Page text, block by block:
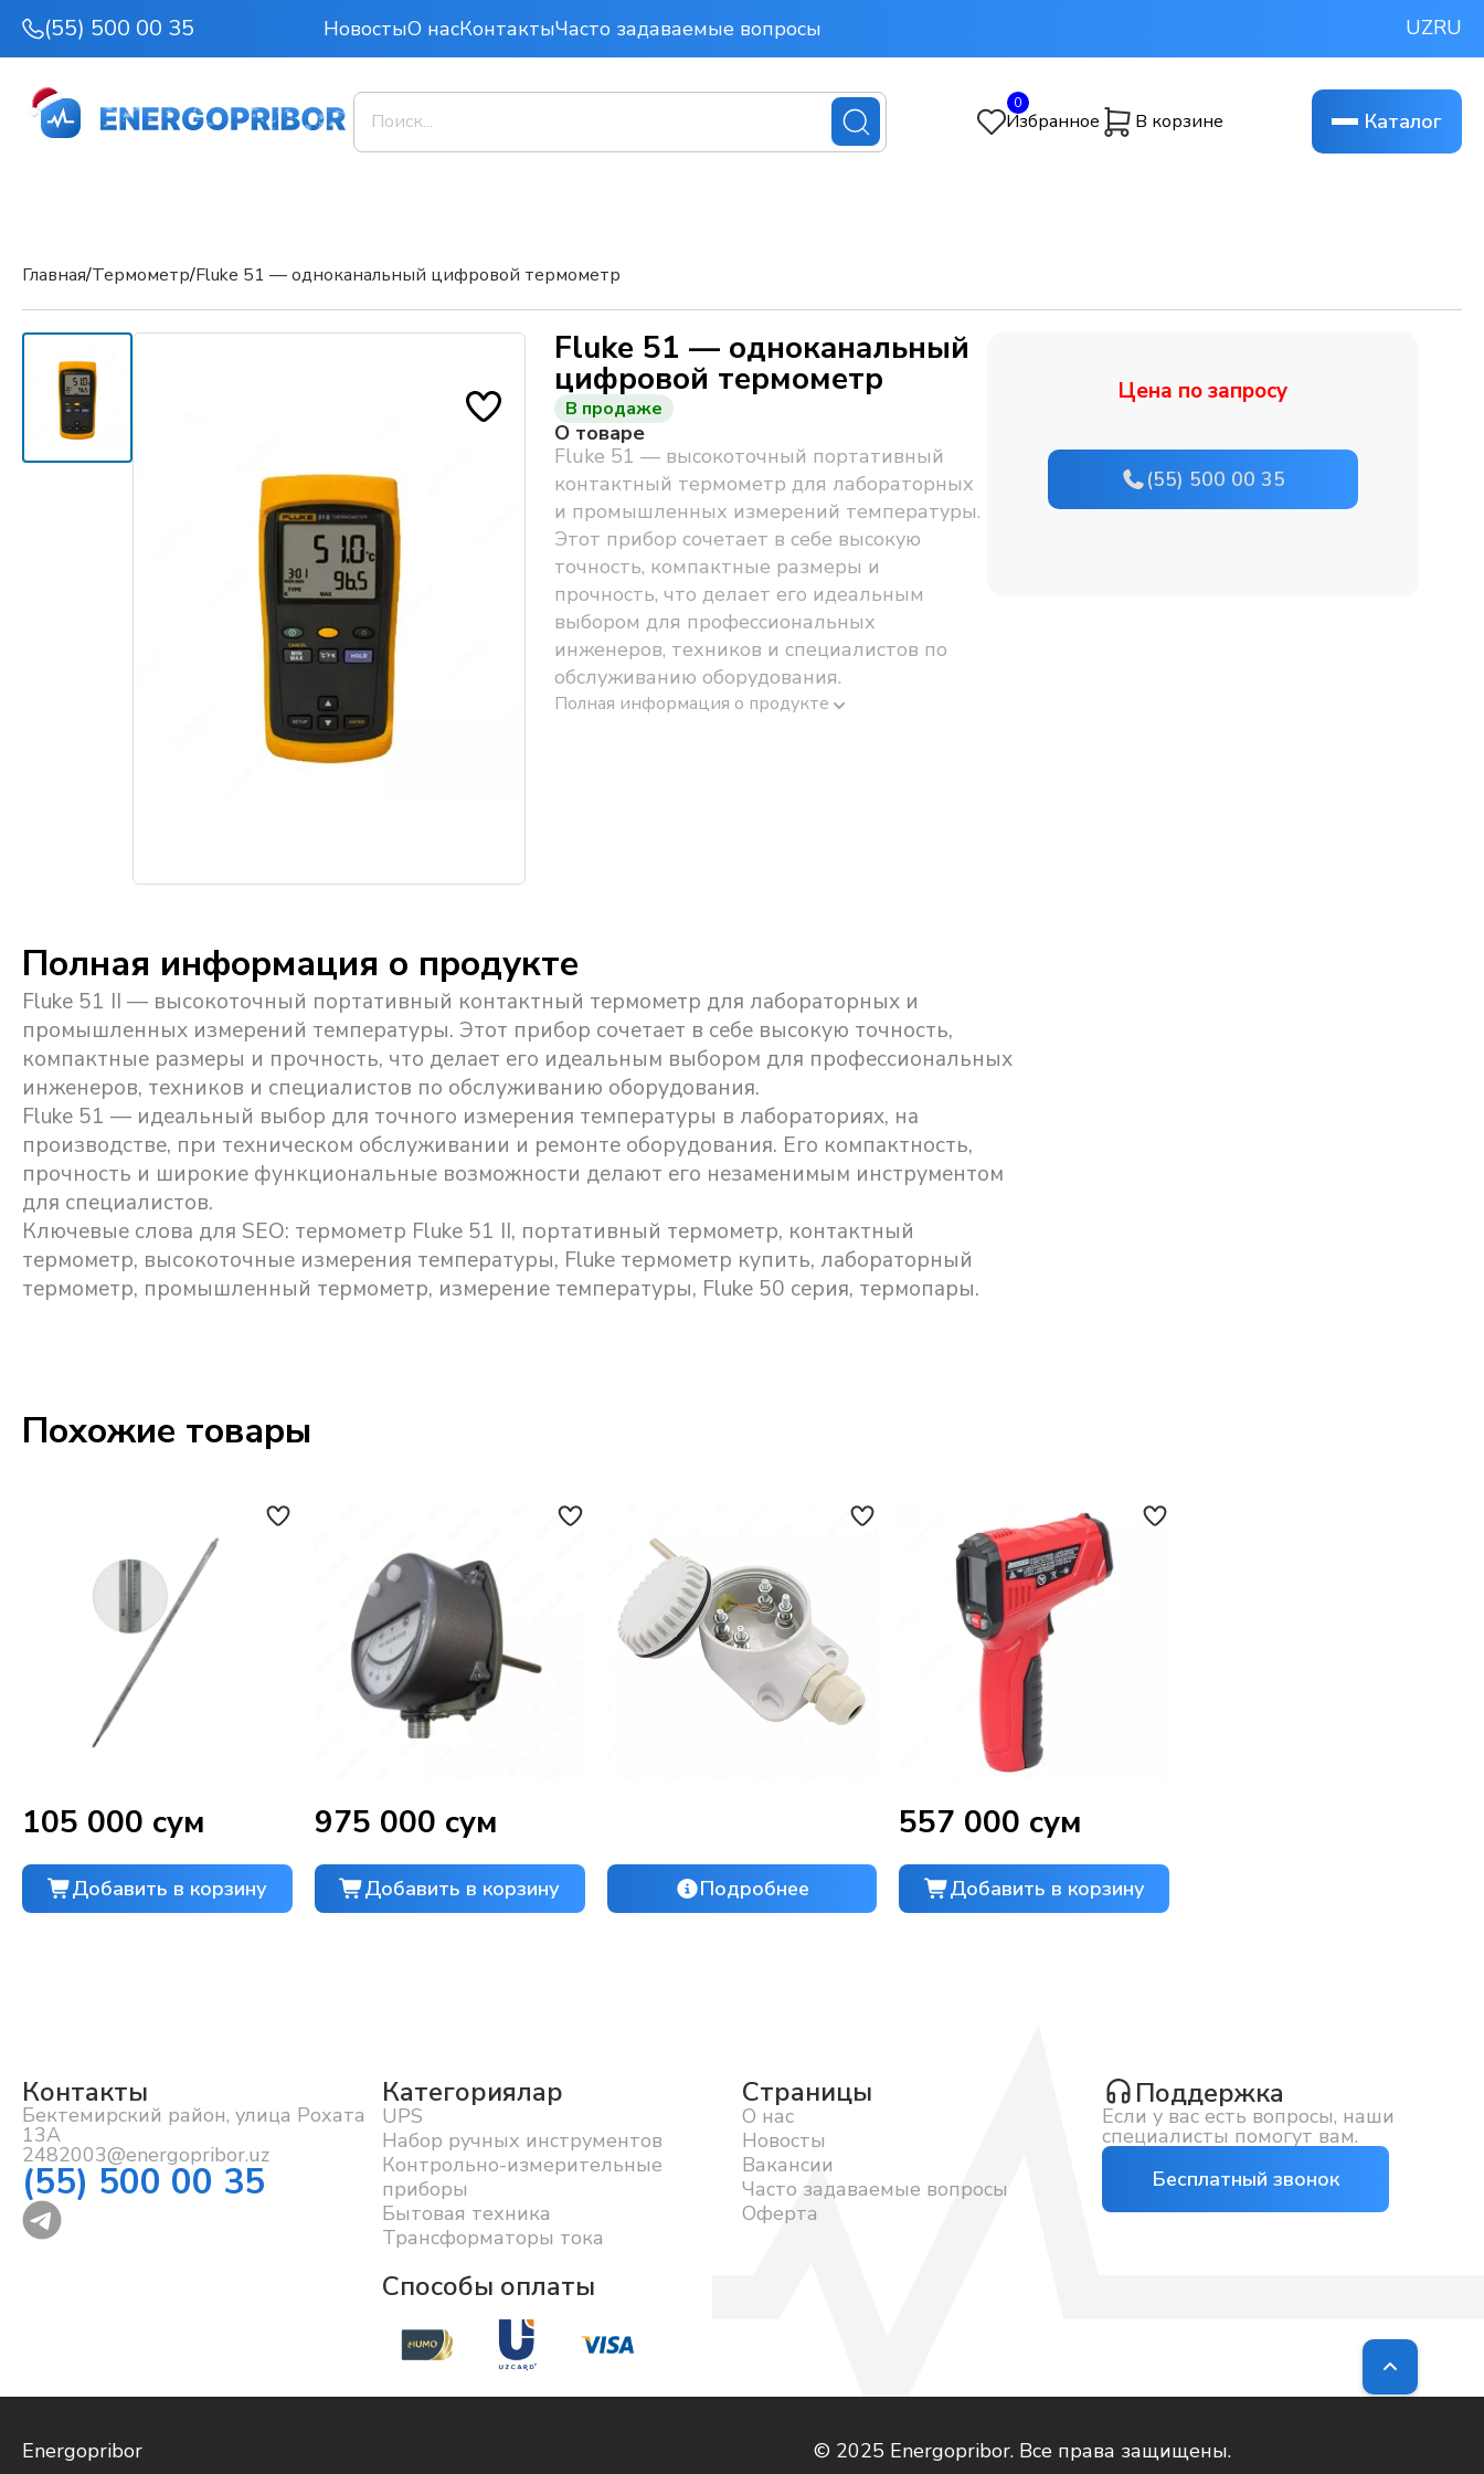
(55) 500 00 35 НовостыО насКонтактыЧасто задаваемые вопросы UZRU
Избранное
0
В корзине Каталог
Главная/Термометр/Fluke 51 — одноканальный цифровой термометр
Fluke 51 — одноканальный
цифровой термометр
В продаже
О товаре
Fluke 51 — высокоточный портативный
контактный термометр для лабораторных
и промышленных измерений температуры.
Этот прибор сочетает в себе высокую
точность, компактные размеры и
прочность, что делает его идеальным
выбором для профессиональных
инженеров, техников и специалистов по
обслуживанию оборудования.
Полная информация о продукте
Цена по запросу
(55) 500 00 35
Полная информация о продукте
Fluke 51 II — высокоточный портативный контактный термометр для лабораторных и
промышленных измерений температуры. Этот прибор сочетает в себе высокую точность,
компактные размеры и прочность, что делает его идеальным выбором для профессиональных
инженеров, техников и специалистов по обслуживанию оборудования.
Fluke 51 — идеальный выбор для точного измерения температуры в лабораториях, на
производстве, при техническом обслуживании и ремонте оборудования. Его компактность,
прочность и широкие функциональные возможности делают его незаменимым инструментом
для специалистов.
Ключевые слова для SEO: термометр Fluke 51 II, портативный термометр, контактный
термометр, высокоточные измерения температуры, Fluke термометр купить, лабораторный
термометр, промышленный термометр, измерение температуры, Fluke 50 серия, термопары.
Похожие товары
105 000 сум
Добавить в корзину
975 000 сум
Добавить в корзину Подробнее
557 000 сум
Добавить в корзину
Контакты
Бектемирский район, улица Рохата
13А
2482003@energopribor.uz
(55) 500 00 35
Категориялар
UPS
Набор ручных инструментов
Контрольно-измерительные
приборы
Бытовая техника
Трансформаторы тока
Страницы
О нас
Новосты
Вакансии
Часто задаваемые вопросы
Оферта
Поддержка
Если у вас есть вопросы, наши
специалисты помогут вам.
Бесплатный звонок
Способы оплаты
Energopribor © 2025 Energopribor. Все права защищены.